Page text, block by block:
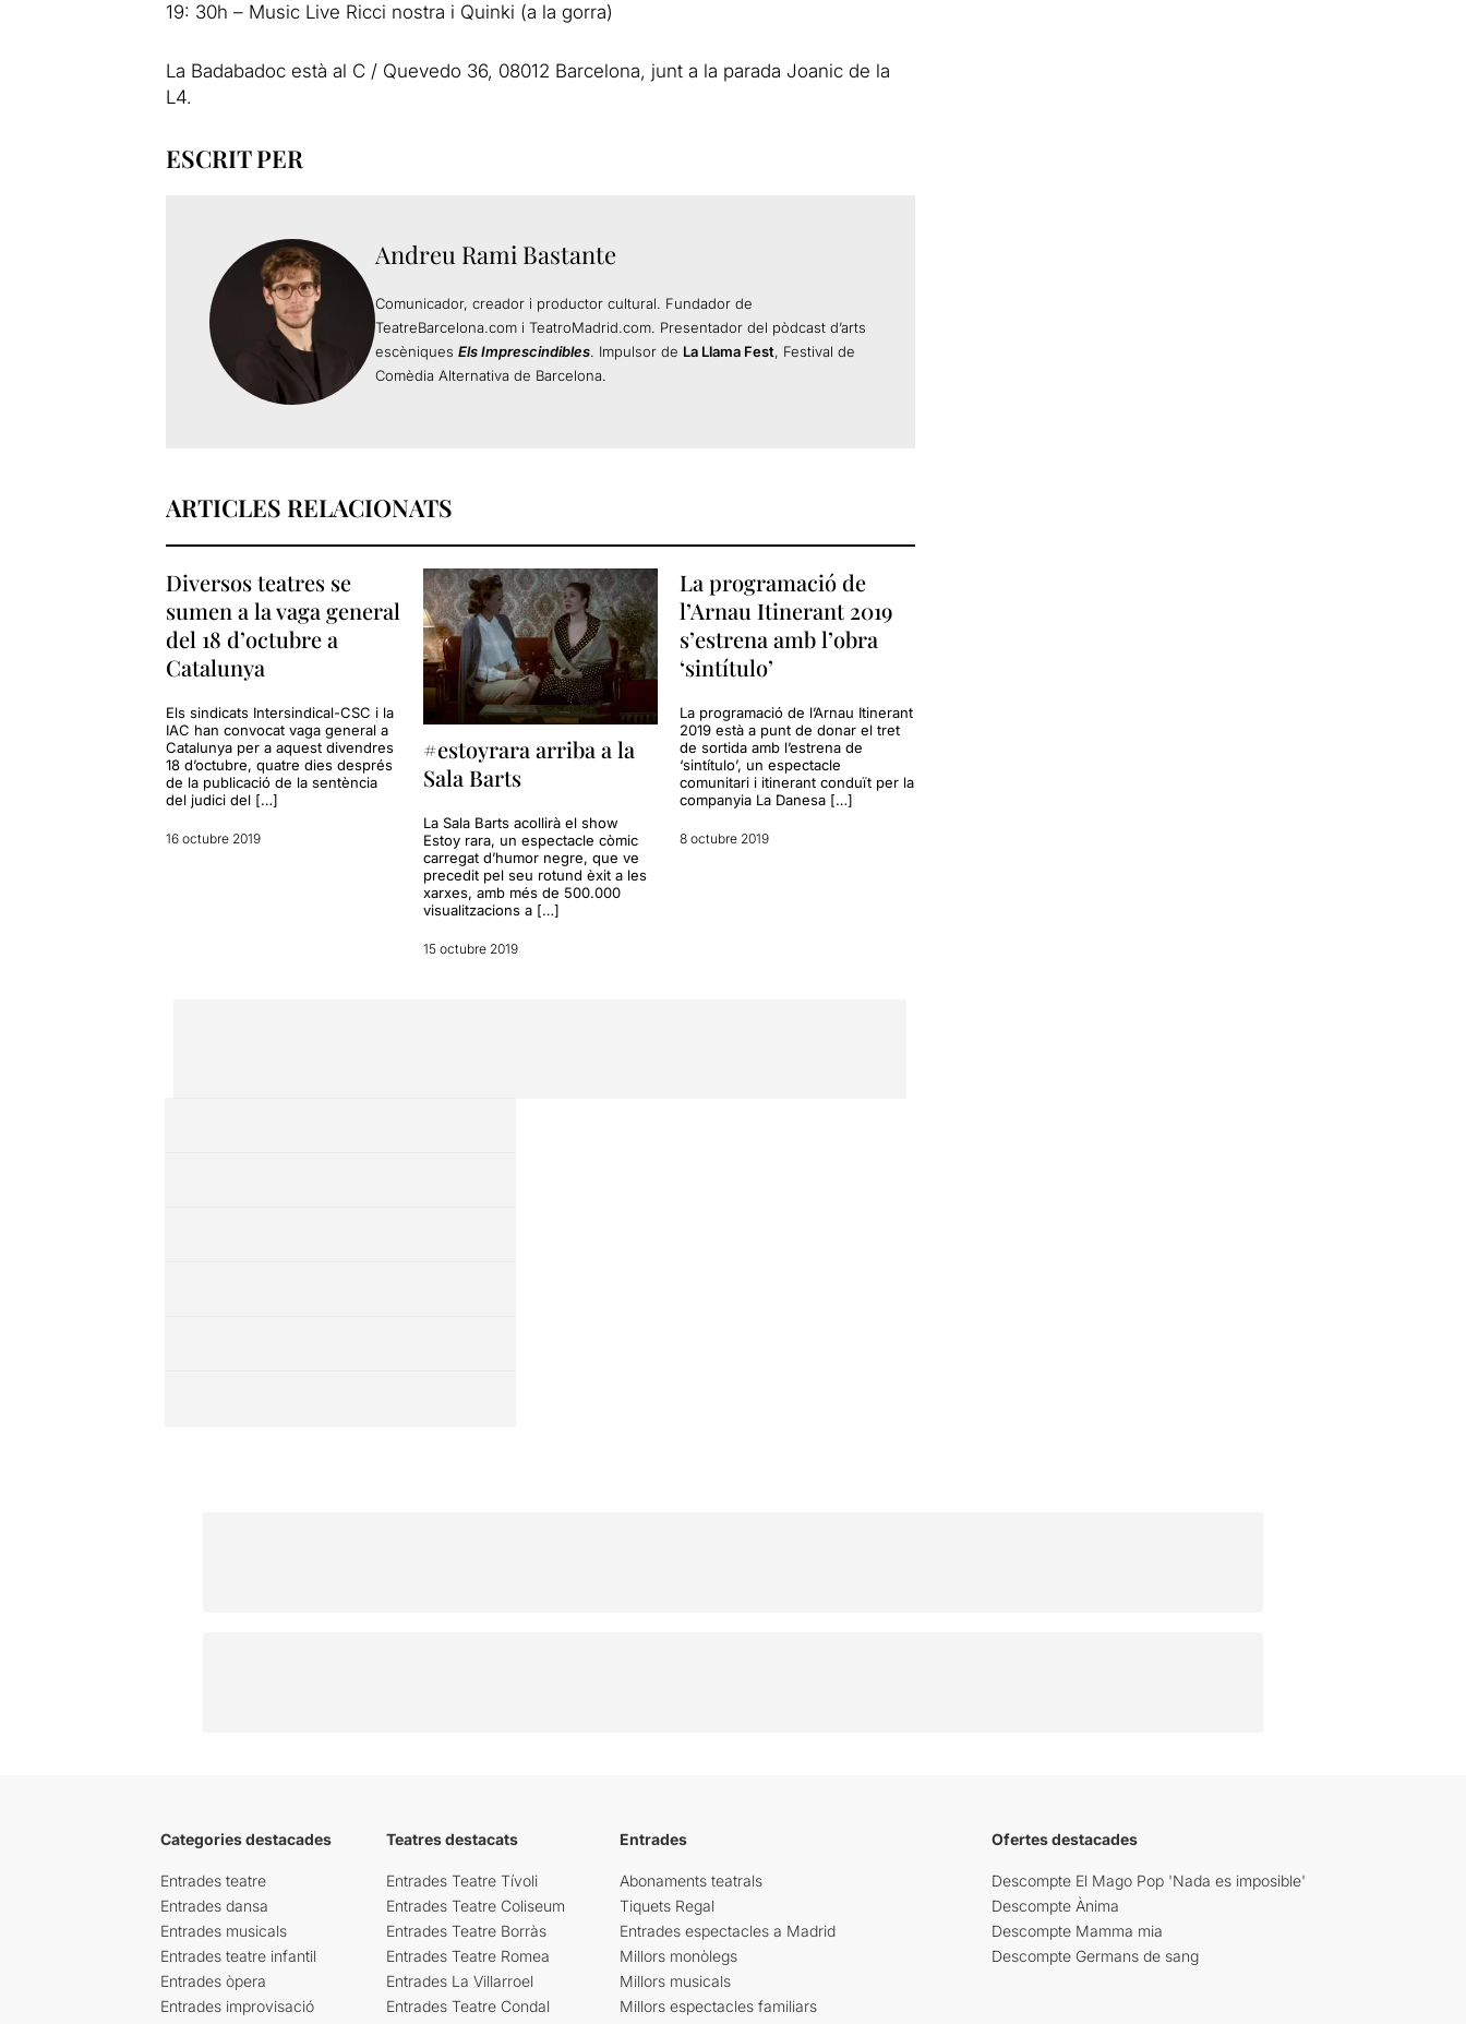
19: 30h – Music Live Ricci nostra i Quinki (a la gorra)
La Badabadoc està al C / Quevedo 36, 08012 Barcelona, junt a la parada Joanic de la
L4.
ESCRIT PER
Andreu Rami Bastante
Comunicador, creador i productor cultural. Fundador de
TeatreBarcelona.com i TeatroMadrid.com. Presentador del pòdcast d’arts
escèniques Els Imprescindibles. Impulsor de La Llama Fest, Festival de
Comèdia Alternativa de Barcelona.
ARTICLES RELACIONATS
Diversos teatres se
sumen a la vaga general
del 18 d’octubre a
Catalunya
Els sindicats Intersindical-CSC i la
IAC han convocat vaga general a
Catalunya per a aquest divendres
18 d’octubre, quatre dies després
de la publicació de la sentència
del judici del […]
16 octubre 2019
#estoyrara arriba a la
Sala Barts
La Sala Barts acollirà el show
Estoy rara, un espectacle còmic
carregat d’humor negre, que ve
precedit pel seu rotund èxit a les
xarxes, amb més de 500.000
visualitzacions a […]
15 octubre 2019
La programació de
l’Arnau Itinerant 2019
s’estrena amb l’obra
‘sintítulo’
La programació de l’Arnau Itinerant
2019 està a punt de donar el tret
de sortida amb l’estrena de
‘sintítulo’, un espectacle
comunitari i itinerant conduït per la
companyia La Danesa […]
8 octubre 2019
Categories destacades
Entrades teatre
Entrades dansa
Entrades musicals
Entrades teatre infantil
Entrades òpera
Entrades improvisació
Teatres destacats
Entrades Teatre Tívoli
Entrades Teatre Coliseum
Entrades Teatre Borràs
Entrades Teatre Romea
Entrades La Villarroel
Entrades Teatre Condal
Entrades
Abonaments teatrals
Tiquets Regal
Entrades espectacles a Madrid
Millors monòlegs
Millors musicals
Millors espectacles familiars
Ofertes destacades
Descompte El Mago Pop 'Nada es imposible'
Descompte Ànima
Descompte Mamma mia
Descompte Germans de sang